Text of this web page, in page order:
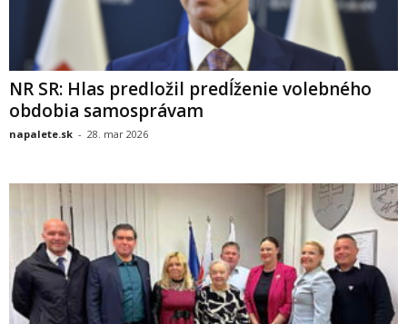
NR SR: Hlas predložil predĺženie volebného
obdobia samosprávam
napalete.sk - 28. mar 2026